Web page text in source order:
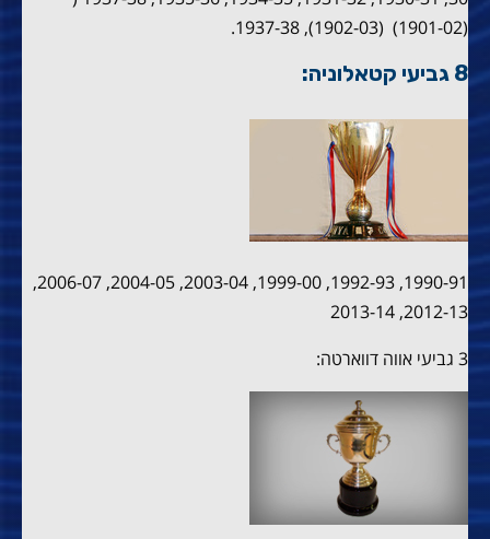
(1901-02) (1902-03), 1937-38.
8 גביעי קטאלוניה:
1990-91, 1992-93, 1999-00, 2003-04, 2004-05, 2006-07,
2012-13, 2013-14
3 גביעי אווה דווארטה: